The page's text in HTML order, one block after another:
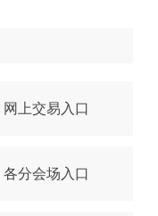
网上交易入口
各分会场入口